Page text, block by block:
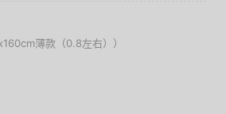
薄款（0.8左右））